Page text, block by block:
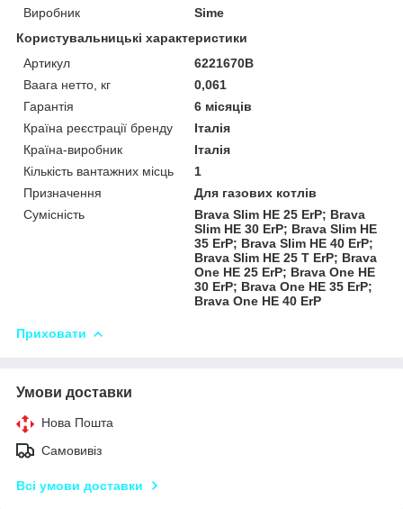
Виробник
Sime
Користувальницькі характеристики
Артикул
6221670B
Ваага нетто, кг
0,061
Гарантія
6 місяців
Країна реєстрації бренду
Італія
Країна-виробник
Італія
Кількість вантажних місць
1
Призначення
Для газових котлів
Сумісність
Brava Slim HE 25 ErP; Brava
Slim HE 30 ErP; Brava Slim HE
35 ErP; Brava Slim HE 40 ErP;
Brava Slim HE 25 T ErP; Brava
One HE 25 ErP; Brava One HE
30 ErP; Brava One HE 35 ErP;
Brava One HE 40 ErP
Приховати
Умови доставки
Нова Пошта
Самовивіз
Всі умови доставки